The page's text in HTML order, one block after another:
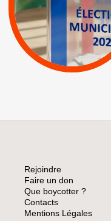
Espaces Sans
Apartheid
| Lettres d'interpellation
Rejoindre
Faire un don
Que boycotter ?
Contacts
Mentions Légales